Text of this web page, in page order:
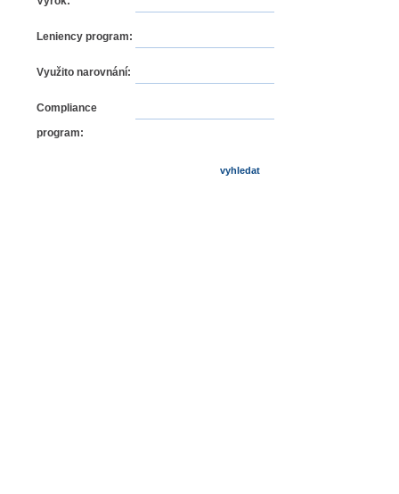
Leniency program:
Využito narovnání:
Compliance
program: